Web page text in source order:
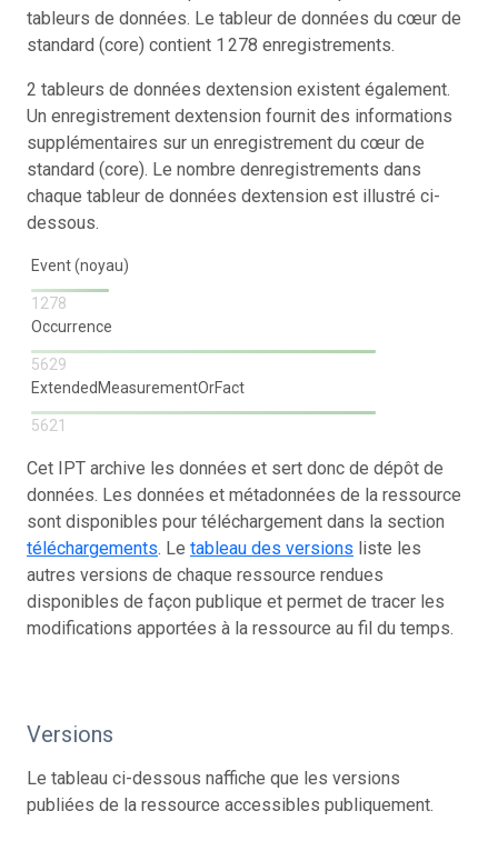
tableurs de données. Le tableur de données du cœur de
standard (core) contient 1 278 enregistrements.
2 tableurs de données dextension existent également.
Un enregistrement dextension fournit des informations
supplémentaires sur un enregistrement du cœur de
standard (core). Le nombre denregistrements dans
chaque tableur de données dextension est illustré ci-
dessous.
Event (noyau)
1278
Occurrence
5629
ExtendedMeasurementOrFact
5621
Cet IPT archive les données et sert donc de dépôt de
données. Les données et métadonnées de la ressource
sont disponibles pour téléchargement dans la section
téléchargements. Le tableau des versions liste les
autres versions de chaque ressource rendues
disponibles de façon publique et permet de tracer les
modifications apportées à la ressource au fil du temps.
Versions
Le tableau ci-dessous naffiche que les versions
publiées de la ressource accessibles publiquement.